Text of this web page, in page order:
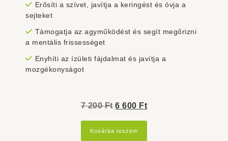
Erősíti a szívet, javítja a keringést és óvja a
sejteket
Támogatja az agyműködést és segít megőrizni
a mentális frissességet
Enyhíti az ízületi fájdalmat és javítja a
mozgékonyságot
7 200Ft Original
price
was:
6 600 FtCurrent
price
Kosárba teszem